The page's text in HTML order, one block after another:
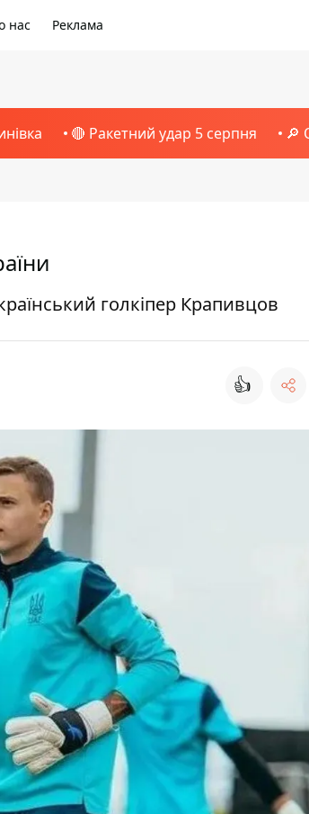
нас Реклама
🔴 Ракетний удар 5 серпня 🔎
голкіпер Крапивцов
👍